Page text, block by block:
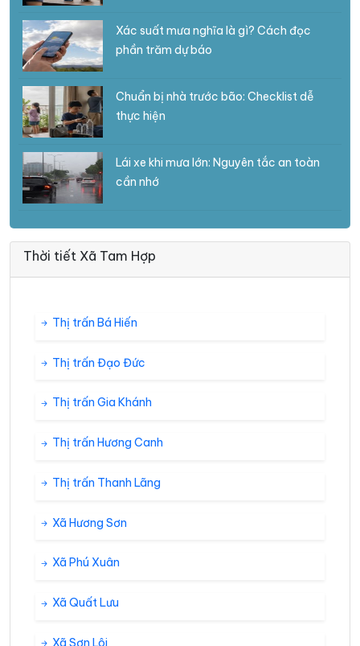
Xác suất mưa nghĩa là gì? Cách đọc
phần trăm dự báo
Chuẩn bị nhà trước bão: Checklist dễ
thực hiện
Lái xe khi mưa lớn: Nguyên tắc an toàn
cần nhớ
Thời tiết Xã Tam Hợp
Thị trấn Bá Hiến
Thị trấn Đạo Đức
Thị trấn Gia Khánh
Thị trấn Hương Canh
Thị trấn Thanh Lãng
Xã Hương Sơn
Xã Phú Xuân
Xã Quất Lưu
Xã Sơn Lôi